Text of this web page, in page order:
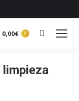
0,00€ 0 Buscar:
limpieza